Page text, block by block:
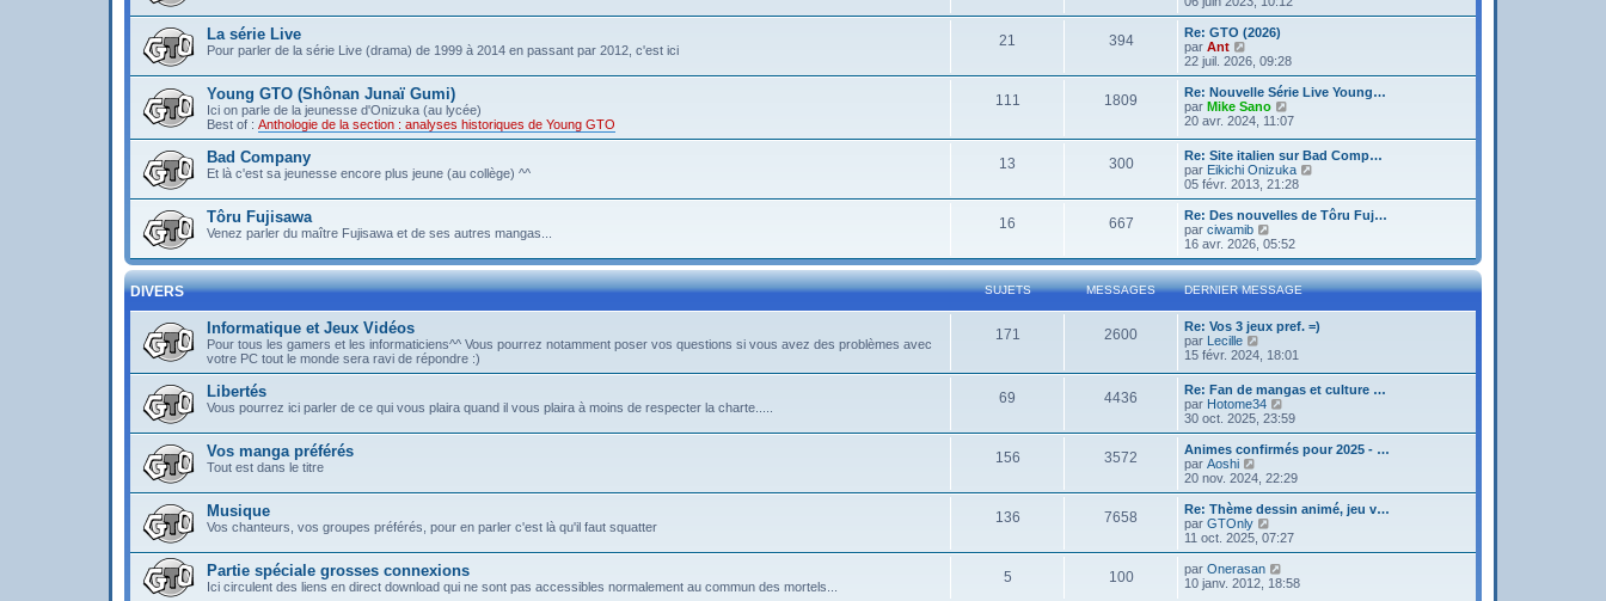
g
s
s
a
g
d
e
r
i
e
r
m
e
s
s
a
g
i
e
e
r
n
i
e
r
m
e
s
s
g
e
La série Live
Pour parler de la série Live (drama) de 1999 à 2014 en passant par 2012, c'est ici
21 394
Re: GTO (2026)
par Ant
o
i
r
l
e
e
r
n
i
e
r
m
e
s
s
a
22 juil. 2026, 09:28
Young GTO (Shônan Junaï Gumi)
Ici on parle de la jeunesse d'Onizuka (au lycée)
Best of : Anthologie de la section : analyses historiques de Young GTO
111 1809
Re: Nouvelle Série Live Young…
par Mike Sano
o
l
e
d
r
i
e
r
m
s
a
g
e
20 avr. 2024, 11:07
Bad Company
Et là c'est sa jeunesse encore plus jeune (au collège) ^^
13 300
Re: Site italien sur Bad Comp…
par Eikichi Onizuka
i
r
e
r
i
e
s
s
05 févr. 2013, 21:28
Tôru Fujisawa
Venez parler du maître Fujisawa et de ses autres mangas...
16 667
Re: Des nouvelles de Tôru Fuj…
par ciwamib
o
i
r
l
d
e
n
i
e
r
m
s
a
g
16 avr. 2026, 05:52
DIVERS SUJETS MESSAGES DERNIER MESSAGE
Informatique et Jeux Vidéos
Pour tous les gamers et les informaticiens^^ Vous pourrez notamment poser vos questions si vous avez des problèmes avec
votre PC tout le monde sera ravi de répondre :)
171 2600
Re: Vos 3 jeux pref. =)
par Lecille
l
e
d
e
r
i
e
r
m
e
s
s
a
15 févr. 2024, 18:01
Libertés
Vous pourrez ici parler de ce qui vous plaira quand il vous plaira à moins de respecter la charte.....
69 4436
Re: Fan de mangas et culture …
par Hotome34
o
i
r
e
e
r
n
i
m
30 oct. 2025, 23:59
Vos manga préférés
Tout est dans le titre
156 3572
Animes confirmés pour 2025 - …
par Aoshi
o
i
r
l
e
d
r
n
20 nov. 2024, 22:29
Musique
Vos chanteurs, vos groupes préférés, pour en parler c'est là qu'il faut squatter
136 7658
Re: Thème dessin animé, jeu v…
par GTOnly
o
i
r
l
11 oct. 2025, 07:27
Partie spéciale grosses connexions
Ici circulent des liens en direct download qui ne sont pas accessibles normalement au commun des mortels...
5 100 par Onerasan
o
10 janv. 2012, 18:58